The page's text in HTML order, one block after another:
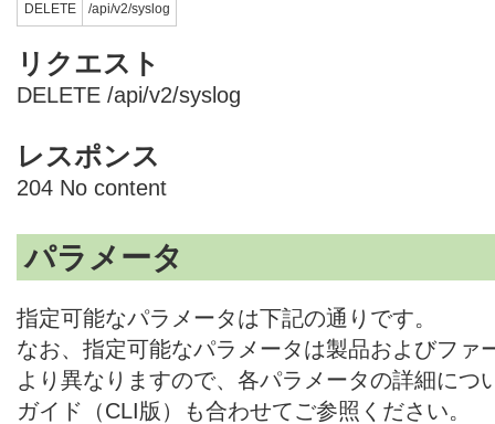
DELETE /api/v2/syslog
リクエスト
DELETE /api/v2/syslog
レスポンス
204 No content
パラメータ
指定可能なパラメータは下記の通りです。
なお、指定可能なパラメータは製品およびファ
より異なりますので、各パラメータの詳細につ
ガイド（CLI版）も合わせてご参照ください。